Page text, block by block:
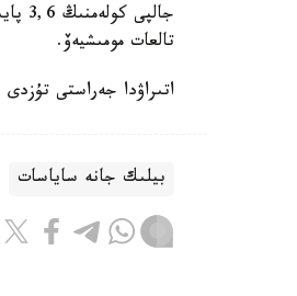
تالعات مومىشيەۆ.
اتىراۋدا جەراستى
بيلىك جانە ساياسات